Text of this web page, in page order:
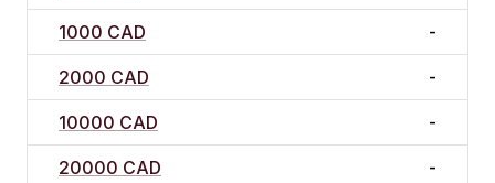
1000 CAD -
2000 CAD -
10000 CAD -
20000 CAD -